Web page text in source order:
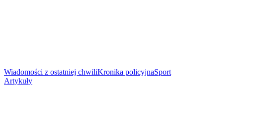
Wiadomości z ostatniej chwiliKronika policyjnaSport
Artykuły